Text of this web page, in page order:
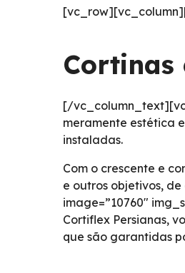
Cortinas
[/
meramente estética
instaladas.
Com o crescente e
e outros objetivos,
image=”10760″
Cortiflex Persianas,
que são garantidas